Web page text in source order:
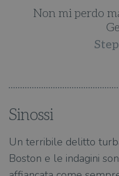
Non mi perdo
Sinossi
Un terribile delitto
Boston e le indagini